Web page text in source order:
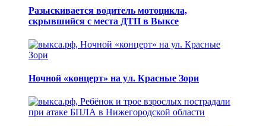
Разыскивается водитель мотоцикла,
скрывшийся с места ДТП в Выксе
Ночной «концерт» на ул. Красные Зори